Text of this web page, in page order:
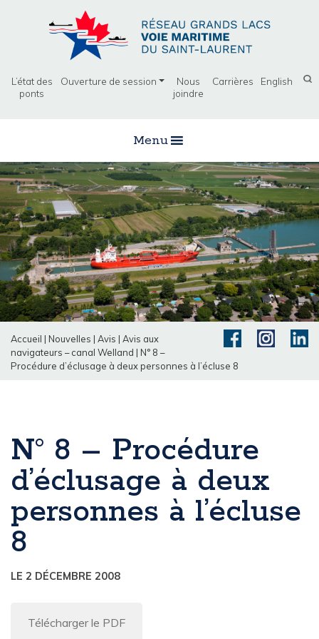
L’état des
ponts
Ouverture de session
Nous
joindre
Carrières English
Menu
Accueil | Nouvelles | Avis | Avis aux
navigateurs – canal Welland | N° 8 –
Procédure d’éclusage à deux personnes à l’écluse 8
N° 8 – Procédure
d’éclusage à deux
personnes à l’écluse
8
LE 2 DÉCEMBRE 2008
Télécharger le PDF